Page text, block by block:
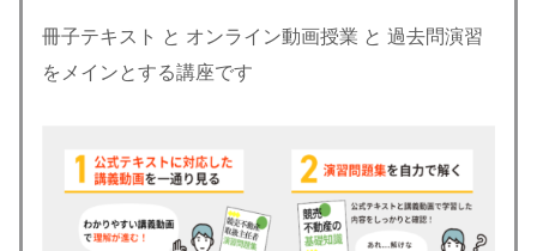
冊子テキスト と オンライン動画授業 と 過去問演習
をメインとする講座です